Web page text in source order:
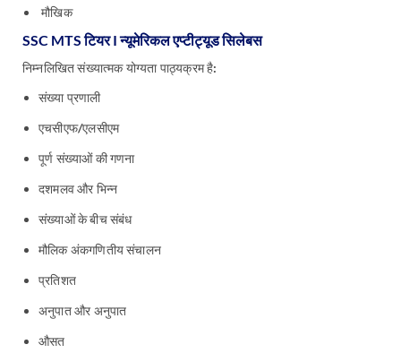
मौखिक
SSC MTS टियर I न्यूमेरिकल एप्टीट्यूड सिलेबस
निम्नलिखित संख्यात्मक योग्यता पाठ्यक्रम है:
संख्या प्रणाली
एचसीएफ/एलसीएम
पूर्ण संख्याओं की गणना
दशमलव और भिन्न
संख्याओं के बीच संबंध
मौलिक अंकगणितीय संचालन
प्रतिशत
अनुपात और अनुपात
औसत